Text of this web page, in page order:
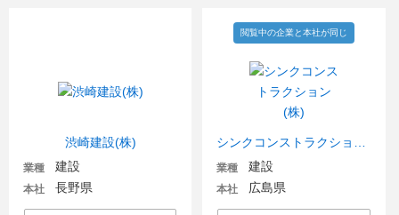
渋崎建設(株)
業種 建設
本社 長野県
閲覧中の企業と本社が同じ
業種 建設
本社 広島県